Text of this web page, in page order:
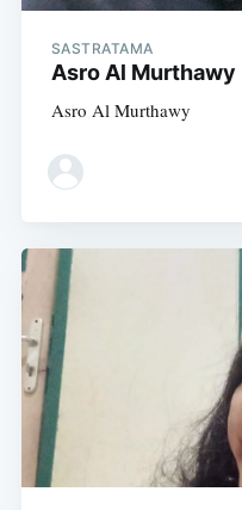
SASTRATAMA
Asro Al Murthawy
Asro Al Murthawy